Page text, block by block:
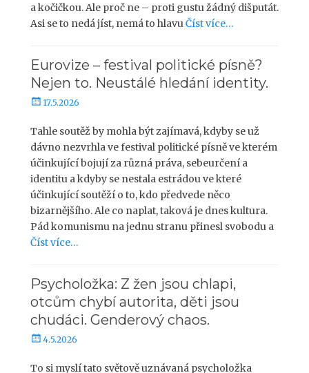
a kočičkou. Ale proč ne – proti gustu žádný dišputát.
Asi se to nedá jíst, nemá to hlavuČíst více…
Eurovize – festival politické písně?
Nejen to. Neustálé hledání identity.
P
b
l
o
v
á
n
o
17.5.2026
Tahle soutěž by mohla být zajímavá, kdyby se už
dávno nezvrhla ve festival politické písně ve kterém
účinkující bojují za různá práva, sebeurčení a
identitu a kdyby se nestala estrádou ve které
účinkující soutěží o to, kdo předvede něco
bizarnějšího. Ale co naplat, taková je dnes kultura.
Pád komunismu na jednu stranu přinesl svobodu a
Číst více…
Psycholožka: Z žen jsou chlapi,
otcům chybí autorita, děti jsou
chudáci. Genderový chaos.
P
b
4.5.2026
To si myslí tato světově uznávaná psycholožka